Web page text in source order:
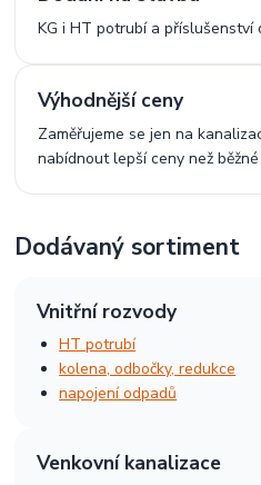
KG i HT potrubí a příslušenství
Výhodnější ceny
Zaměřujeme se jen na
nabídnout lepší ceny než
Dodávaný sortiment
Vnitřní rozvody
HT potrubí
kolena, odbočky, redukce
napojení odpadů
Venkovní kanalizace